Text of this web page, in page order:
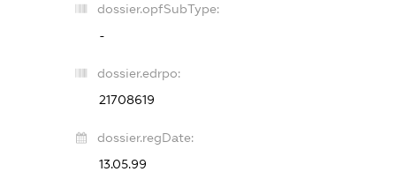
dossier.opfSubType:
-
dossier.edrpo:
21708619
dossier.regDate:
13.05.99